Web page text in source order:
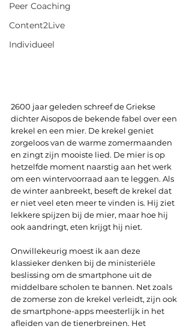
Peer Coaching
Content2Live
Individueel
2600 jaar geleden schreef de Griekse
dichter Aisopos de bekende fabel over een
krekel en een mier. De krekel geniet
zorgeloos van de warme zomermaanden
en zingt zijn mooiste lied. De mier is op
hetzelfde moment naarstig aan het werk
om een wintervoorraad aan te leggen. Als
de winter aanbreekt, beseft de krekel dat
er niet veel eten meer te vinden is. Hij ziet
lekkere spijzen bij de mier, maar hoe hij
ook aandringt, eten krijgt hij niet.
Onwillekeurig moest ik aan deze
klassieker denken bij de ministeriële
beslissing om de smartphone uit de
middelbare scholen te bannen. Net zoals
de zomerse zon de krekel verleidt, zijn ook
de smartphone-apps meesterlijk in het
afleiden van de tienerbreinen. Het